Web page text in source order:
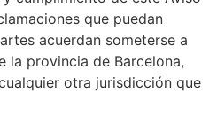
que puedan
acuerdan someterse a
la provincia de Barcelona,
otra jurisdicción que